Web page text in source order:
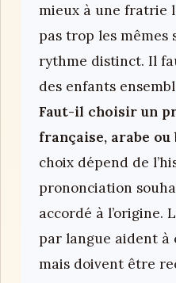
mieux à une fratrie
pas trop les mêmes
rythme distinct. Il
des enfants
Faut-il choisir un
française, arabe ou
choix dépend de
prononciation
accordé à l’origine.
par langue aident à
mais doivent être